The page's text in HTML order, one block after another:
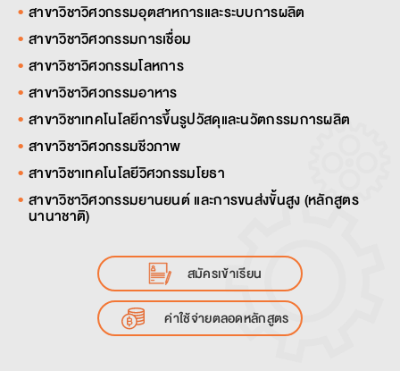
สาขาวิชาวิศวกรรมอุตสาหการและระบบการผลิต
สาขาวิชาวิศวกรรมการเชื่อม
สาขาวิชาวิศวกรรมโลหการ
สาขาวิชาวิศวกรรมอาหาร
สาขาวิชาเทคโนโลยีการขึ้นรูปวัสดุและนวัตกรรมการผลิต
สาขาวิชาวิศวกรรมชีวภาพ
สาขาวิชาเทคโนโลยีวิศวกรรมโยธา
สาขาวิชาวิศวกรรมยานยนต์ และการขนส่งขั้นสูง (หลักสูตร
นานาชาติ)
สมัครเข้าเรียน
ค่าใช้จ่ายตลอดหลักสูตร